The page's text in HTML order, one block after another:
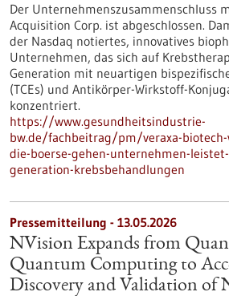
Der Unternehmenszusammenschluss
Acquisition Corp. ist abgeschlossen.
der Nasdaq notiertes, innovatives
Unternehmen, das sich auf
Generation mit neuartigen
(TCEs) und Antikörper-Wirkstoff-
konzentriert.
https://www.gesundheitsindustrie-
bw.de/fachbeitrag/pm/veraxa-
die-boerse-gehen-unternehmen-
generation-krebsbehandlungen
Pressemitteilung - 13.05.2026
NVision Expands from
Quantum Computing to
Discovery and Validation of